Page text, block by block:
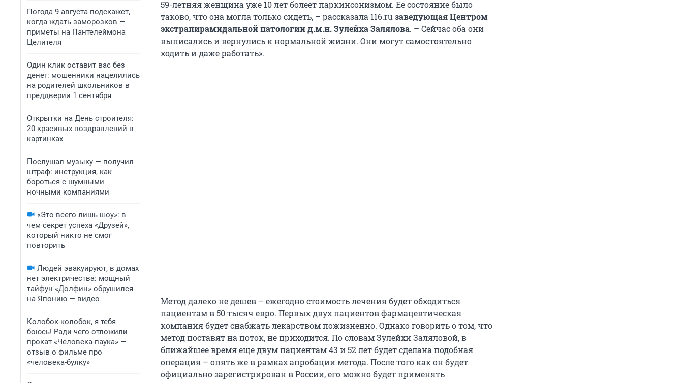
Погода 9 августа подскажет,
когда ждать заморозков —
приметы на Пантелеймона
Целителя
Один клик оставит вас без
денег: мошенники нацелились
на родителей школьников в
преддверии 1 сентября
Открытки на День строителя:
20 красивых поздравлений в
картинках
Послушал музыку — получил
штраф: инструкция, как
бороться с шумными
ночными компаниями
«Это всего лишь шоу»: в
чем секрет успеха «Друзей»,
который никто не смог
повторить
Людей эвакуируют, в домах
нет электричества: мощный
тайфун «Долфин» обрушился
на Японию — видео
Колобок-колобок, я тебя
боюсь! Ради чего отложили
прокат «Человека-паука» —
отзыв о фильме про
«человека-булку»
59-летняя женщина уже 10 лет болеет паркинсонизмом. Ее состояние было
таково, что она могла только сидеть, – рассказала 116.ru заведующая Центром
экстрапирамидальной патологии д.м.н. Зулейха Залялова. – Сейчас оба они
выписались и вернулись к нормальной жизни. Они могут самостоятельно
ходить и даже работать».
Метод далеко не дешев – ежегодно стоимость лечения будет обходиться
пациентам в 50 тысяч евро. Первых двух пациентов фармацевтическая
компания будет снабжать лекарством пожизненно. Однако говорить о том, что
метод поставят на поток, не приходится. По словам Зулейхи Заляловой, в
ближайшее время еще двум пациентам 43 и 52 лет будет сделана подобная
операция – опять же в рамках апробации метода. После того как он будет
официально зарегистрирован в России, его можно будет применять